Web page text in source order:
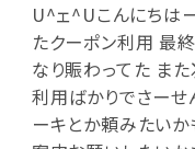
U^ェ^Uこんにちは
たクーポン利用 最
なり賑わってた ま
利用ばかりでさー
ーキとか頼みたい